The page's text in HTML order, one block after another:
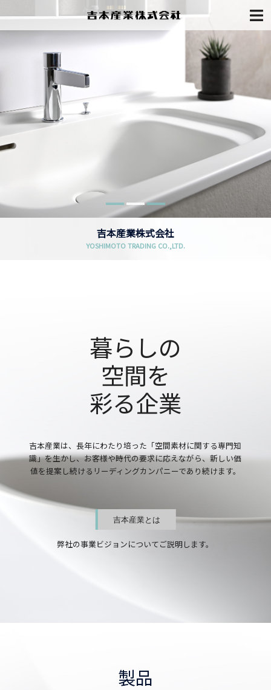
吉本産業株式会社
YOSHIMOTO TRADING CO.,LTD.
暮らしの
空間を
彩る企業
吉本産業は、長年にわたり培った「空間素材に関する専門知
識」を生かし、お客様や時代の要求に応えながら、新しい価
値を提案し続けるリーディングカンパニーであり続けます。
吉本産業とは
弊社の事業ビジョンについてご説明します。
製品